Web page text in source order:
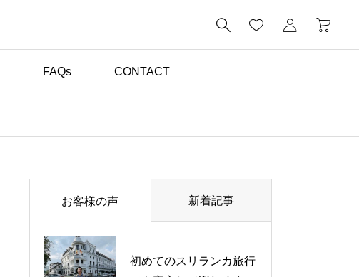

FAQs CONTACT
体験談（お客様の声）
た｜日本語対応ドライバ
お客様の声 新着記事
初めてのスリランカ旅行